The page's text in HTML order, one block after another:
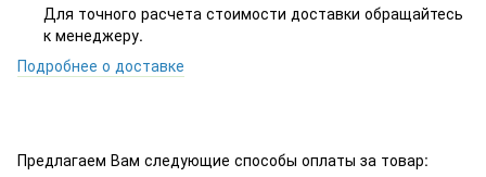
Для точного расчета стоимости доставки обращайтесь
к менеджеру.
Подробнее о доставке
Предлагаем Вам следующие способы оплаты за товар: